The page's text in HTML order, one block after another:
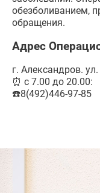
обезболиванием,
обращения.
Адрес
г. Александров.
⏰ с 7.00 до 20.00:
☎️8(492)446-97-85